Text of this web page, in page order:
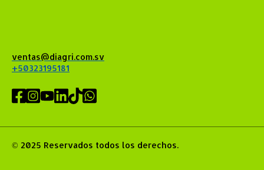
ventas@diagri.com.sv
+50323195181
© 2025 Reservados todos los derechos.